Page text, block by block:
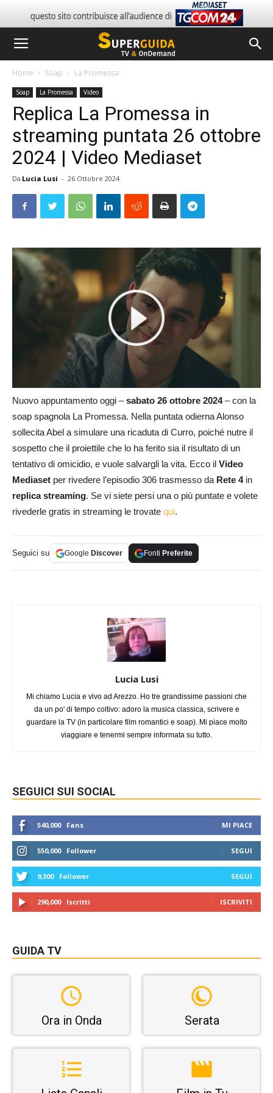
Home Soap La Promessa
Soap La Promessa Video
Replica La Promessa in
streaming puntata 26 ottobre
2024 | Video Mediaset
Da Lucia Lusi - 26 Ottobre 2024
Nuovo appuntamento oggi –sabato 26 ottobre 2024– con la
soap spagnola La Promessa. Nella puntata odierna Alonso
sollecita Abel a simulare una ricaduta di Curro, poiché nutre il
sospetto che il proiettile che lo ha ferito sia il risultato di un
tentativo di omicidio, e vuole salvargli la vita. Ecco il Video
Mediaset per rivedere l’episodio 306 trasmesso da Rete 4in
replica streaming. Se vi siete persi una o più puntate e volete
rivederle gratis in streaming le trovate qui.
Seguici su Google Discover Fonti Preferite
Lucia Lusi
Mi chiamo Lucia e vivo ad Arezzo. Ho tre grandissime passioni che
da un po' di tempo coltivo: adoro la musica classica, scrivere e
guardare la TV (in particolare film romantici e soap). Mi piace molto
viaggiare e tenermi sempre informata su tutto.
SEGUICI SUI SOCIAL
540,000 Fans MI PIACE
550,000 Follower SEGUI
9,300 Follower SEGUI
290,000 Iscritti ISCRIVITI
GUIDA TV
Ora in Onda Serata